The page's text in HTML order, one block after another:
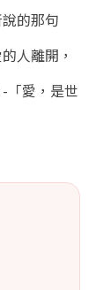
的那句
人離開，
「愛，是世